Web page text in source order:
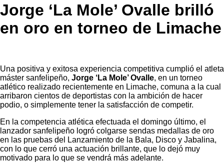
Jorge ‘La Mole’ Ovalle brilló
en oro en torneo de Limache
Una positiva y exitosa experiencia competitiva cumplió el atleta
máster sanfelipeño, Jorge ‘La Mole’ Ovalle, en un torneo
atlético realizado recientemente en Limache, comuna a la cual
arribaron cientos de deportistas con la ambición de hacer
podio, o simplemente tener la satisfacción de competir.
En la competencia atlética efectuada el domingo último, el
lanzador sanfelipeño logró colgarse sendas medallas de oro
en las pruebas del Lanzamiento de la Bala, Disco y Jabalina,
con lo que cerró una actuación brillante, que lo dejó muy
motivado para lo que se vendrá más adelante.